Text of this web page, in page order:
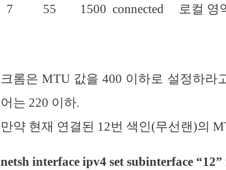
7 55 1500 connected 로컬 영역
크롬은 MTU 값을 400 이하로 설정하라
어는 220 이하.
만약 현재 연결된 12번 색인(무선랜)의
netsh interface ipv4 set subinterface